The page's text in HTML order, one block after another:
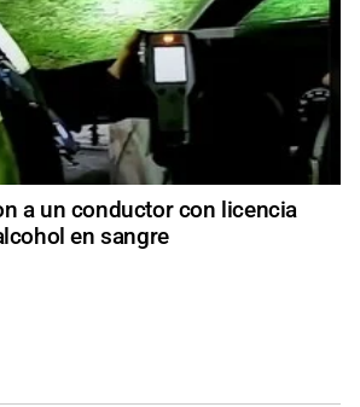
a un conductor con licencia
en sangre